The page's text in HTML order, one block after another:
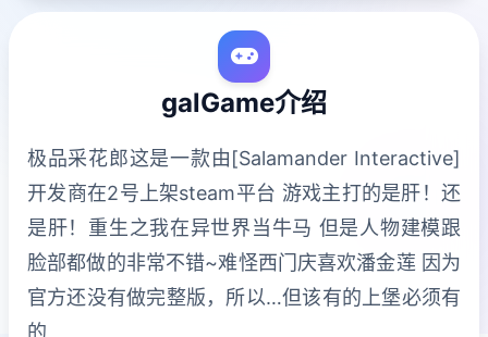
galGame介绍
极品采花郎这是一款由[Salamander Interactive]
开发商在2号上架steam平台 游戏主打的是肝！还
是肝！重生之我在异世界当牛马 但是人物建模跟
脸部都做的非常不错~难怪西门庆喜欢潘金莲 因为
官方还没有做完整版，所以…但该有的上堡必须有
的